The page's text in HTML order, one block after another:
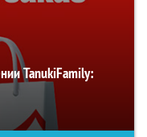
TanukiFamily: